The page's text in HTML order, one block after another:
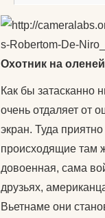
Охотник на
Как бы затасканно
очень отдаляет от
экран. Туда
происходящие там
довоенная, сама
друзьях,
Вьетнаме они